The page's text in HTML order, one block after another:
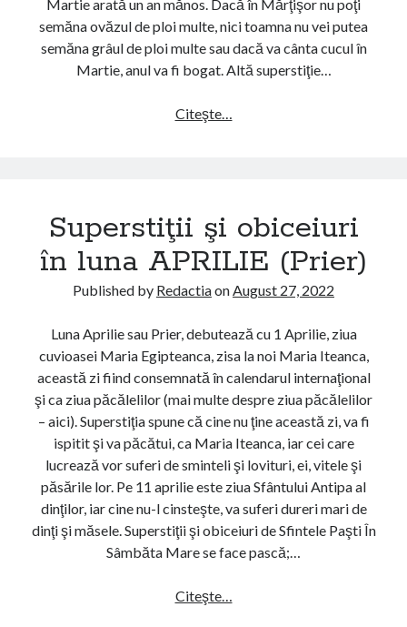
u
r
i
î
l
E
B
R
U
R
I
E
(
F
ă
u
r
a
r
)
Martie arată un an mănos. Dacă în Mărţişor nu poţi
semăna ovăzul de ploi multe, nici toamna nu vei putea
semăna grâul de ploi multe sau dacă va cânta cucul în
Martie, anul va fi bogat. Altă superstiţie…
Citeşte…
s
i
ţ
i
ş
i
o
b
i
c
e
i
u
r
Superstiţii şi obiceiuri
în luna APRILIE (Prier)
Published by RedactiaonAugust 27, 2022
Luna Aprilie sau Prier, debutează cu 1 Aprilie, ziua
cuvioasei Maria Egipteanca, zisa la noi Maria Iteanca,
această zi fiind consemnată în calendarul internaţional
şi ca ziua păcălelilor (mai multe despre ziua păcălelilor
– aici). Superstiţia spune că cine nu ţine această zi, va fi
ispitit şi va păcătui, ca Maria Iteanca, iar cei care
lucrează vor suferi de sminteli şi lovituri, ei, vitele şi
păsările lor. Pe 11 aprilie este ziua Sfântului Antipa al
dinţilor, iar cine nu-l cinsteşte, va suferi dureri mari de
dinţi şi măsele. Superstiţii şi obiceiuri de Sfintele Paşti În
Sâmbăta Mare se face pască;…
Citeşte…